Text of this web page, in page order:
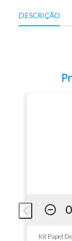
DESCRIÇÃO
Kit Papel